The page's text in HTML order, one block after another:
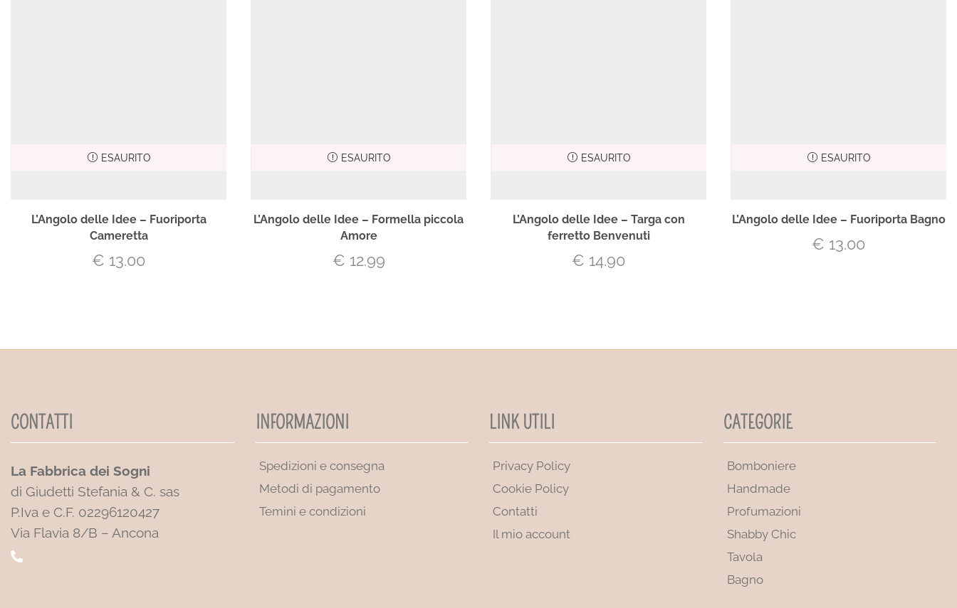
ESAURITO
L’Angolo delle Idee – Fuoriporta
Cameretta
€ 13.00
ESAURITO
L’Angolo delle Idee – Formella piccola
Amore
€ 12.99
ESAURITO
L’Angolo delle Idee – Targa con
ferretto Benvenuti
€ 14.90
ESAURITO
L’Angolo delle Idee – Fuoriporta Bagno
€ 13.00
CONTATTI
La Fabbrica dei Sogni
di Giudetti Stefania & C. sas
P.Iva e C.F. 02296120427
Via Flavia 8/B – Ancona
INFORMAZIONI
Spedizioni e consegna
Metodi di pagamento
Temini e condizioni
LINK UTILI
Privacy Policy
Cookie Policy
Contatti
Il mio account
CATEGORIE
Bomboniere
Handmade
Profumazioni
Shabby Chic
Tavola
Bagno